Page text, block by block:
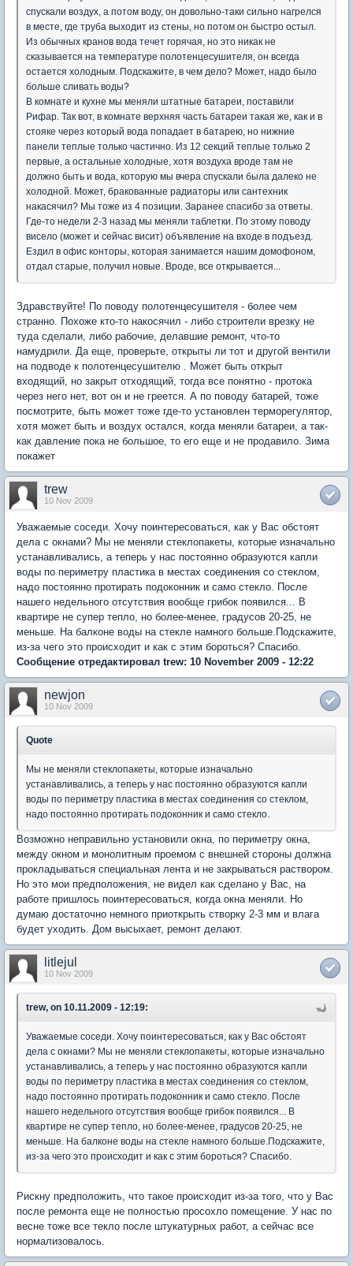
спускали воздух, а потом воду, он довольно-таки сильно нагрелся
в месте, где труба выходит из стены, но потом он быстро остыл.
Из обычных кранов вода течет горячая, но это никак не
сказывается на температуре полотенцесушителя, он всегда
остается холодным. Подскажите, в чем дело? Может, надо было
больше сливать воды?
В комнате и кухне мы меняли штатные батареи, поставили
Рифар. Так вот, в комнате верхняя часть батареи такая же, как и в
стояке через который вода попадает в батарею, но нижние
панели теплые только частично. Из 12 секций теплые только 2
первые, а остальные холодные, хотя воздуха вроде там не
должно быть и вода, которую мы вчера спускали была далеко не
холодной. Может, бракованные радиаторы или сантехник
накасячил? Мы тоже из 4 позиции. Заранее спасибо за ответы.
Где-то недели 2-3 назад мы меняли таблетки. По этому поводу
висело (может и сейчас висит) объявление на входе в подъезд.
Ездил в офис конторы, которая занимается нашим домофоном,
отдал старые, получил новые. Вроде, все открывается...
Здравствуйте! По поводу полотенцесушителя - более чем
странно. Похоже кто-то накосячил - либо строители врезку не
туда сделали, либо рабочие, делавшие ремонт, что-то
намудрили. Да еще, проверьте, открыты ли тот и другой вентили
на подводе к полотенцесушителю . Может быть открыт
входящий, но закрыт отходящий, тогда все понятно - протока
через него нет, вот он и не греется. А по поводу батарей, тоже
посмотрите, быть может тоже где-то установлен терморегулятор,
хотя может быть и воздух остался, когда меняли батареи, а так-
как давление пока не большое, то его еще и не продавило. Зима
покажет
trew
10 Nov 2009
Уважаемые соседи. Хочу поинтересоваться, как у Вас обстоят
дела с окнами? Мы не меняли стеклопакеты, которые изначально
устанавливались, а теперь у нас постоянно образуются капли
воды по периметру пластика в местах соединения со стеклом,
надо постоянно протирать подоконник и само стекло. После
нашего недельного отсутствия вообще грибок появился... В
квартире не супер тепло, но более-менее, градусов 20-25, не
меньше. На балконе воды на стекле намного больше.Подскажите,
из-за чего это происходит и как с этим бороться? Спасибо.
Сообщение отредактировал trew: 10 November 2009 - 12:22
newjon
10 Nov 2009
Quote
Мы не меняли стеклопакеты, которые изначально
устанавливались, а теперь у нас постоянно образуются капли
воды по периметру пластика в местах соединения со стеклом,
надо постоянно протирать подоконник и само стекло.
Возможно неправильно установили окна, по периметру окна,
между окном и монолитным проемом с внешней стороны должна
прокладываться специальная лента и не закрываться раствором.
Но это мои предположения, не видел как сделано у Вас, на
работе пришлось поинтересоваться, когда окна меняли. Но
думаю достаточно немного приоткрыть створку 2-3 мм и влага
будет уходить. Дом высыхает, ремонт делают.
litlejul
10 Nov 2009
trew, on 10.11.2009 - 12:19:
Уважаемые соседи. Хочу поинтересоваться, как у Вас обстоят
дела с окнами? Мы не меняли стеклопакеты, которые изначально
устанавливались, а теперь у нас постоянно образуются капли
воды по периметру пластика в местах соединения со стеклом,
надо постоянно протирать подоконник и само стекло. После
нашего недельного отсутствия вообще грибок появился... В
квартире не супер тепло, но более-менее, градусов 20-25, не
меньше. На балконе воды на стекле намного больше.Подскажите,
из-за чего это происходит и как с этим бороться? Спасибо.
Рискну предположить, что такое происходит из-за того, что у Вас
после ремонта еще не полностью просохло помещение. У нас по
весне тоже все текло после штукатурных работ, а сейчас все
нормализовалось.